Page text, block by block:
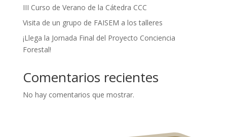
III Curso de Verano de la Cátedra CCC
Visita de un grupo de FAISEM a los talleres
¡Llega la Jornada Final del Proyecto Conciencia
Forestal!
Comentarios recientes
No hay comentarios que mostrar.